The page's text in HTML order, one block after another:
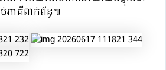
ភាគីពាក់ព័ន្ធ៕